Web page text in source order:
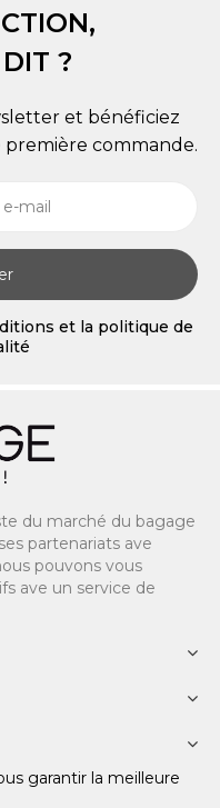
?
et bénéficiez
première commande.
et la politique de
du marché du bagage
partenariats ave
pouvons vous
ave un service de
réalisé avec ♡ par TOV
garantir la meilleure